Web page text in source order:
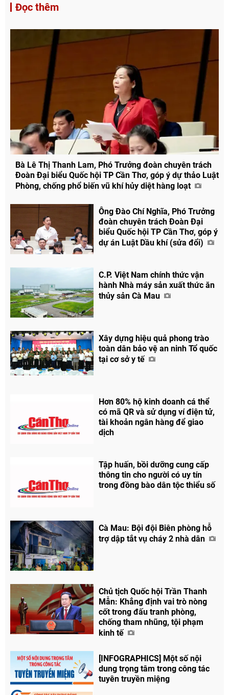
Đọc thêm
Bà Lê Thị Thanh Lam, Phó Trưởng đoàn chuyên trách
Đoàn Đại biểu Quốc hội TP Cần Thơ, góp ý dự thảo Luật
Phòng, chống phổ biến vũ khí hủy diệt hàng loạt
Ông Đào Chí Nghĩa, Phó Trưởng
đoàn chuyên trách Đoàn Đại
biểu Quốc hội TP Cần Thơ, góp ý
dự án Luật Dầu khí (sửa đổi)
C.P. Việt Nam chính thức vận
hành Nhà máy sản xuất thức ăn
thủy sản Cà Mau
Xây dựng hiệu quả phong trào
toàn dân bảo vệ an ninh Tổ quốc
tại cơ sở y tế
Hơn 80% hộ kinh doanh cá thể
có mã QR và sử dụng ví điện tử,
tài khoản ngân hàng để giao
dịch
Tập huấn, bồi dưỡng cung cấp
thông tin cho người có uy tín
trong đồng bào dân tộc thiểu số
Cà Mau: Bội đội Biên phòng hỗ
trợ dập tắt vụ cháy 2 nhà dân
Chủ tịch Quốc hội Trần Thanh
Mẫn: Khẳng định vai trò nòng
cốt trong đấu tranh phòng,
chống tham nhũng, tội phạm
kinh tế
[INFOGRAPHICS] Một số nội
dung trọng tâm trong công tác
tuyên truyền miệng